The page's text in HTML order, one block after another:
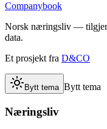
Companybook
Norsk næringsliv —
data.
Et prosjekt fra D&CO
Bytt tema Bytt tema
Næringsliv